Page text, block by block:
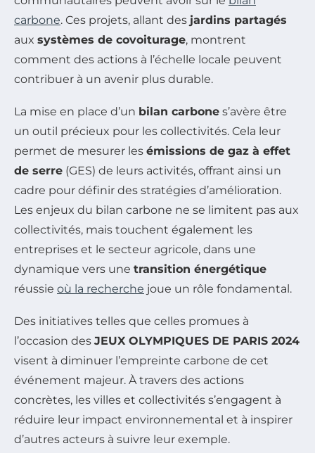
carbone. Ces projets, allant des jardins partagés
aux systèmes de covoiturage, montrent
comment des actions à l’échelle locale peuvent
contribuer à un avenir plus durable.
La mise en place d’un bilan carbone s’avère être
un outil précieux pour les collectivités. Cela leur
permet de mesurer les émissions de gaz à effet
de serre (GES) de leurs activités, offrant ainsi un
cadre pour définir des stratégies d’amélioration.
Les enjeux du bilan carbone ne se limitent pas aux
collectivités, mais touchent également les
entreprises et le secteur agricole, dans une
dynamique vers une transition énergétique
réussie où la recherche joue un rôle fondamental.
Des initiatives telles que celles promues à
l’occasion des JEUX OLYMPIQUES DE PARIS 2024
visent à diminuer l’empreinte carbone de cet
événement majeur. À travers des actions
concrètes, les villes et collectivités s’engagent à
réduire leur impact environnemental et à inspirer
d’autres acteurs à suivre leur exemple.